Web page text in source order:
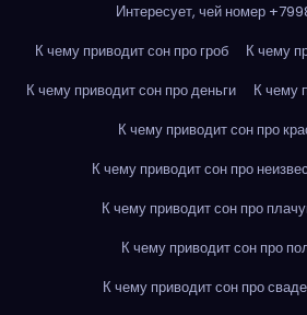
Интересует, чей номер
К чему приводит сон про гроб
К чему
К чему приводит сон про деньги
К чему
К чему приводит сон про
К чему приводит сон про
К чему приводит сон про
К чему приводит сон про
К чему приводит сон про